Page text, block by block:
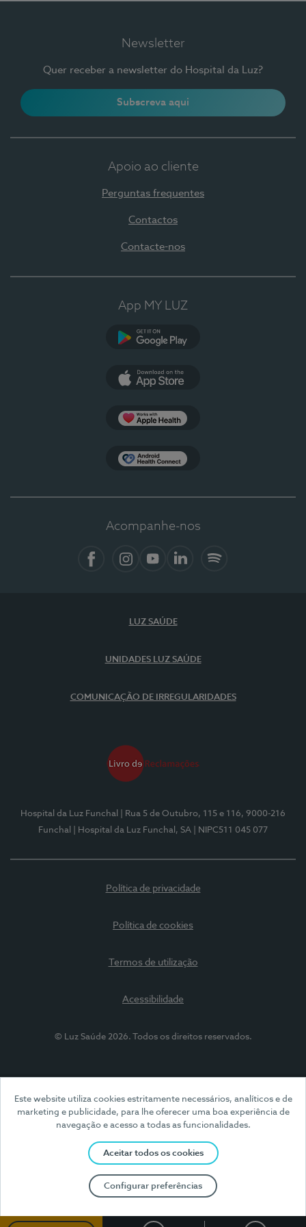
Este website utiliza cookies estritamente necessários, analíticos e de
marketing e publicidade, para lhe oferecer uma boa experiência de
navegação e acesso a todas as funcionalidades.
Aceitar todos os cookies
Configurar preferências
Newsletter
Quer receber a newsletter do Hospital da Luz?
Subscreva aqui
Apoio ao cliente
Perguntas frequentes
Contactos
Contacte-nos
App MY LUZ
Acompanhe-nos
LUZ SAÚDE
UNIDADES LUZ SAÚDE
COMUNICAÇÃO DE IRREGULARIDADES
Hospital da Luz Funchal
| Rua 5 de Outubro, 115 e 116, 9000-216
Funchal
| Hospital da Luz Funchal, SA | NIPC511 045 077
Política de privacidade
Política de cookies
Termos de utilização
Acessibilidade
© Luz Saúde 2026. Todos os direitos reservados.